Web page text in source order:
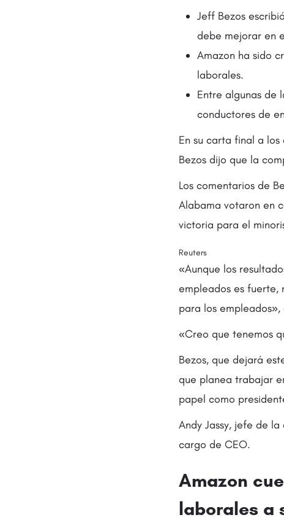
Jeff Bezos
debe mejorar en
Amazon ha sido
laborales.
Entre algunas de
conductores de
En su carta final a
Bezos dijo que la
Los comentarios de
Alabama votaron en
victoria para el
Reuters
«Aunque los
empleados es fuerte,
para los
«Creo que tenemos
Bezos, que dejará
que planea trabajar
papel como
Andy Jassy, jefe de
cargo de CEO.
Amazon
laborales a